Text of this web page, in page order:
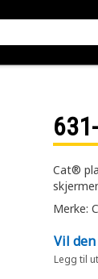
Cat®
Merke:
Vil
Legg til